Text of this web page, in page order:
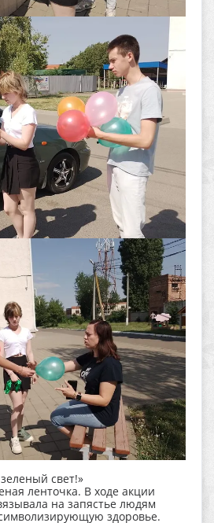
свет!»
ленточка. В ходе акции
на запястье людям
здоровье.